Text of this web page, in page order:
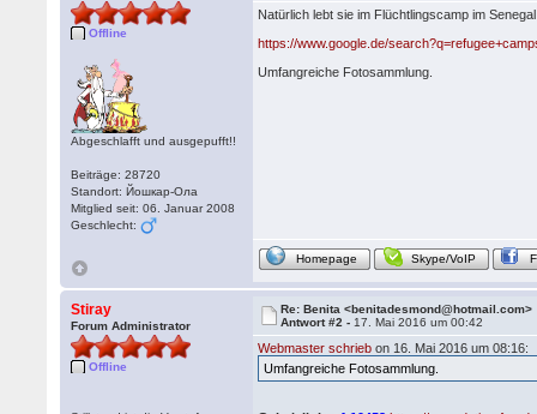
Offline
Abgeschlafft und ausgepufft!!
Beiträge: 28720
Standort: Йошкар-Ола
Mitglied seit: 06. Januar 2008
Geschlecht:
Natürlich lebt sie im Flüchtlingscamp im
https://www.google.de/
Umfangreiche Fotosammlung.
Homepage Skype/VoIP
Stiray
Forum Administrator
Offline
Re: Benita <benitadesmond@hotmail.com>
Antwort #2 - 17. Mai 2016 um 00:42
Webmaster schrieb on 16. Mai 2016 um 08:16:
Umfangreiche Fotosammlung.